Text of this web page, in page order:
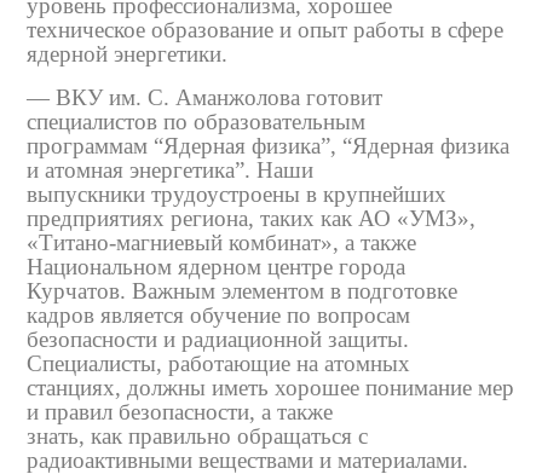
уровень профессионализма, хорошее
техническое образование и опыт работы в сфере
ядерной энергетики.
— ВКУ им. С. Аманжолова готовит
специалистов по образовательным
программам “Ядерная физика”, “Ядерная физика
и атомная энергетика”. Наши
выпускники трудоустроены в крупнейших
предприятиях региона, таких как АО «УМЗ»,
«Титано-магниевый комбинат», а также
Национальном ядерном центре города
Курчатов. Важным элементом в подготовке
кадров является обучение по вопросам
безопасности и радиационной защиты.
Специалисты, работающие на атомных
станциях, должны иметь хорошее понимание мер
и правил безопасности, а также
знать, как правильно обращаться с
радиоактивными веществами и материалами.